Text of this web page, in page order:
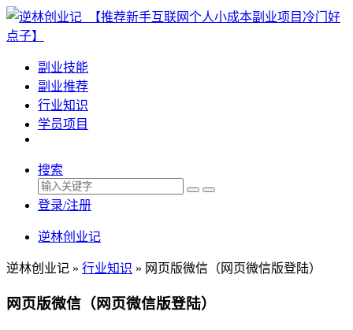
副业技能
副业推荐
行业知识
学员项目
搜索
登录/注册
逆林创业记
逆林创业记 » 行业知识 » 网页版微信（网页微信版登陆）
网页版微信（网页微信版登陆）